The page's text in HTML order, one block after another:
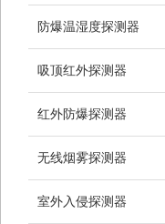
防爆温湿度探测器
吸顶红外探测器
红外防爆探测器
无线烟雾探测器
室外入侵探测器